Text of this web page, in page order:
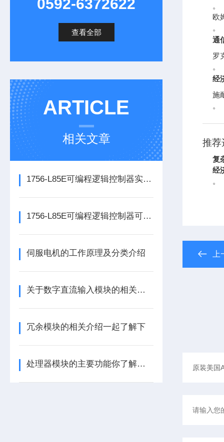
0592-6372622
查看全部
ARTICLE
相关文章
1756-L85E可编程逻辑控制器实操应用常见问题分析及解决方法探讨
1756-L85E可编程逻辑控制器可满足多行业自动化精准控制需求
伺服电机的工作原理及分类介绍
关于数字直流输入模块的相关介绍
冗余模块的相关介绍一起了解下
处理器模块的主要功能你了解多少呢
。
欧
。
通
罗
。
经
施
。
推荐
复
经
。